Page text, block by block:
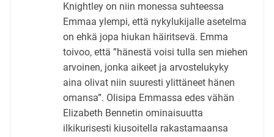
Knightley on niin monessa suhteessa
Emmaa ylempi, että nykylukijalle asetelma
on ehkä jopa hiukan häiritsevä. Emma
toivoo, että ”hänestä voisi tulla sen miehen
arvoinen, jonka aikeet ja arvostelukyky
aina olivat niin suuresti ylittäneet hänen
omansa”. Olisipa Emmassa edes vähän
Elizabeth Bennetin ominaisuutta
ilkikurisesti kiusoitella rakastamaansa